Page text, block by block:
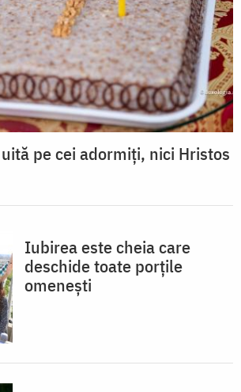
pe cei adormiți, nici Hristos
Iubirea este cheia care
deschide toate porțile
omenești